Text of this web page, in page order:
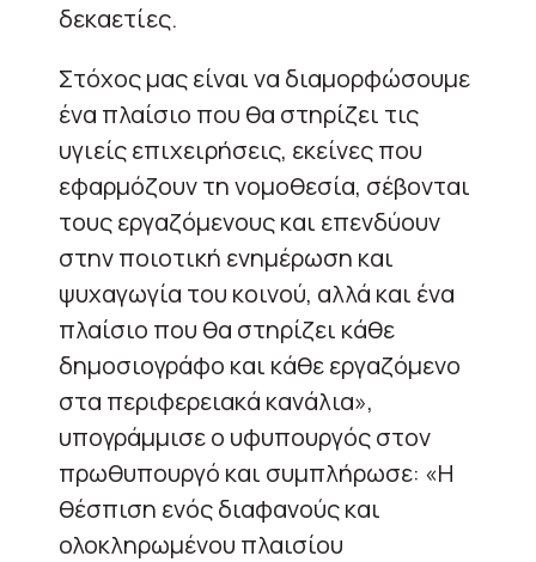
δεκαετίες.
Στόχος μας είναι να διαμορφώσουμε
ένα πλαίσιο που θα στηρίζει τις
υγιείς επιχειρήσεις, εκείνες που
εφαρμόζουν τη νομοθεσία, σέβονται
τους εργαζόμενους και επενδύουν
στην ποιοτική ενημέρωση και
ψυχαγωγία του κοινού, αλλά και ένα
πλαίσιο που θα στηρίζει κάθε
δημοσιογράφο και κάθε εργαζόμενο
στα περιφερειακά κανάλια»,
υπογράμμισε ο υφυπουργός στον
πρωθυπουργό και συμπλήρωσε: «Η
θέσπιση ενός διαφανούς και
ολοκληρωμένου πλαισίου